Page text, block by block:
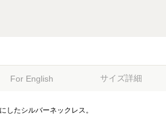
For English サイズ詳細
したシルバーネックレス。